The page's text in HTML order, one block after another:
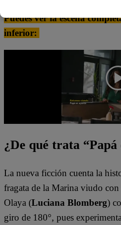
Puedes ver la escena
inferior:
¿De qué trata “Papá
La nueva ficción cuenta la
fragata de la Marina viudo con
Olaya (Luciana Blomberg)
giro de 180°, pues